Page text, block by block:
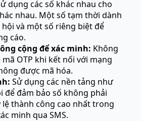
dụng các số khác nhau cho
nhau. Một số tạm thời dành
và một số riêng biệt để
cáo.
cộng để xác minh: Không
OTP khi kết nối với mạng
được mã hóa.
Sử dụng các nền tảng như
để đảm bảo số không phải
lệ thành công cao nhất trong
minh qua SMS.